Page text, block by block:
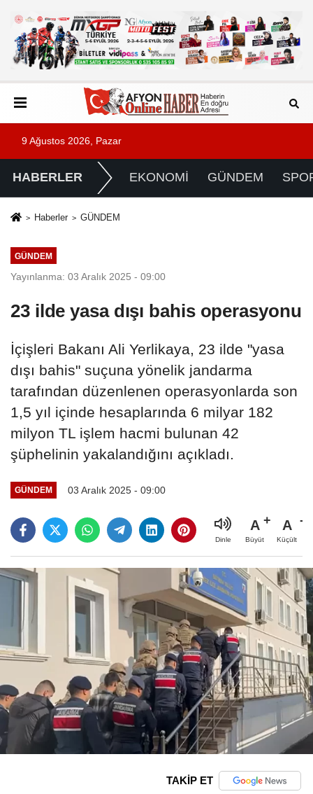
9 Ağustos 2026, Pazar
HABERLER EKONOMİ GÜNDEM
Haberler GÜNDEM
GÜNDEM
Yayınlanma: 03 Aralık 2025 - 09:00
23 ilde yasa dışı bahis operasyonu
İçişleri Bakanı Ali Yerlikaya, 23 ilde "yasa
dışı bahis" suçuna yönelik jandarma
tarafından düzenlenen operasyonlarda son
1,5 yıl içinde hesaplarında 6 milyar 182
milyon TL işlem hacmi bulunan 42
şüphelinin yakalandığını açıkladı.
GÜNDEM 03 Aralık 2025 - 09:00
Dinle
A
Büyüt
A
Küçült
TAKİP ET